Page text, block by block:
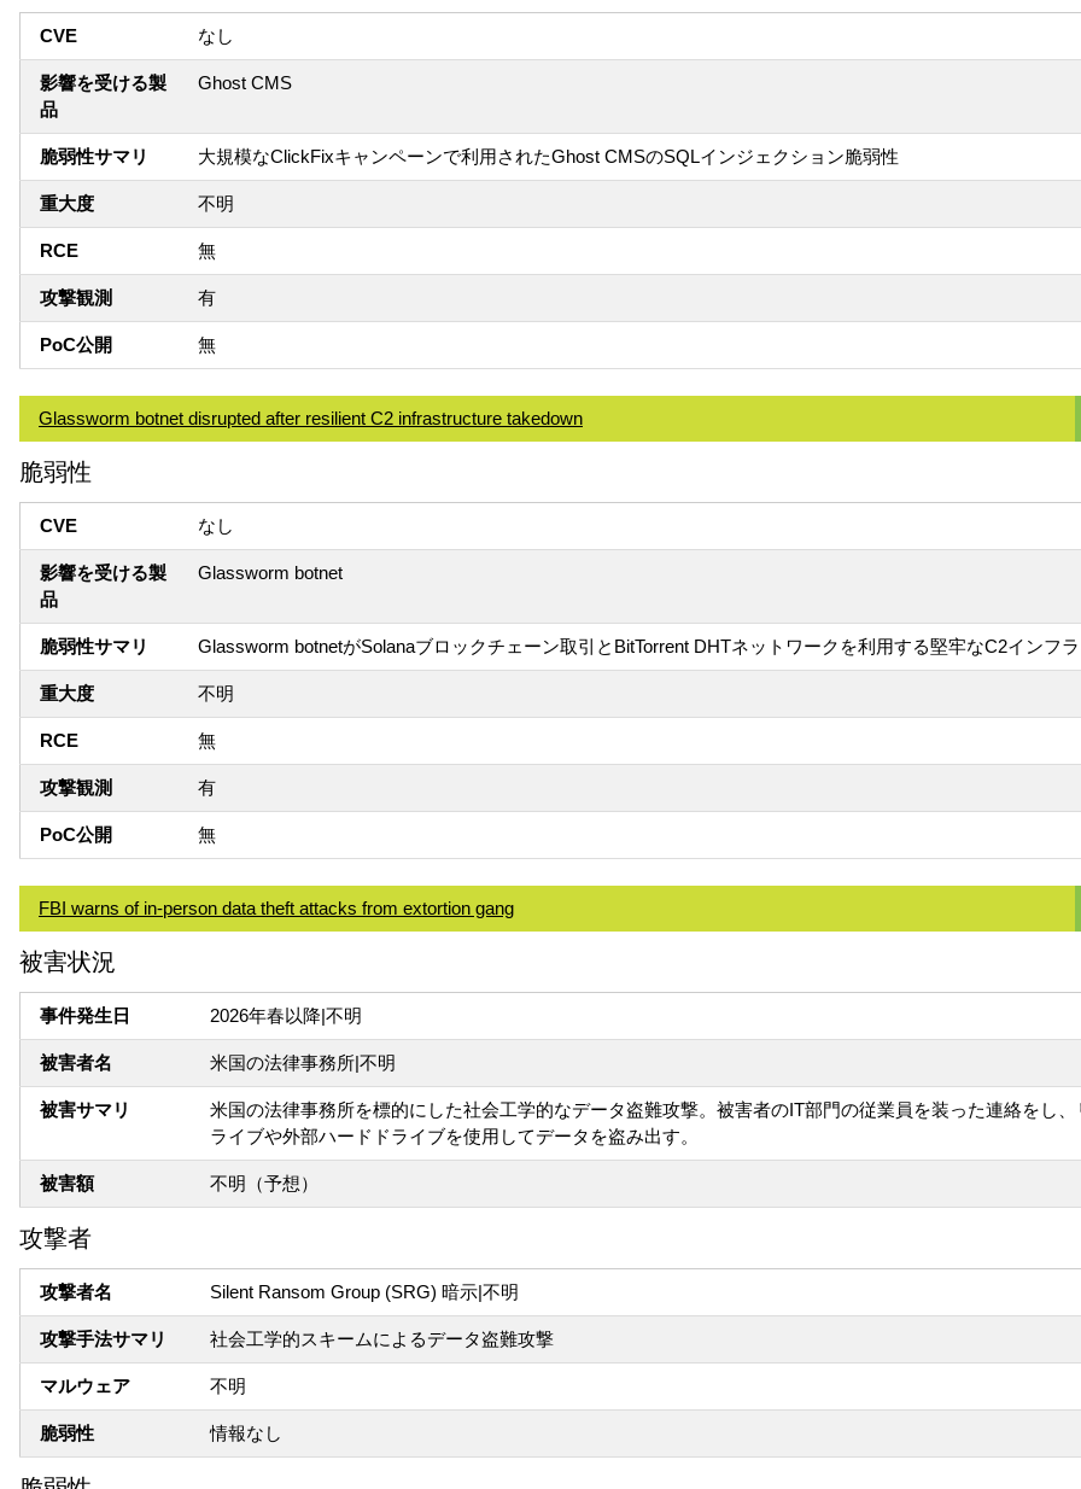
CVE なし
影響を受ける製
品
Ghost CMS
脆弱性サマリ 大規模なClickFixキャンペーンで利用されたGhost CMSのSQLインジェクション脆弱性
重大度 不明
RCE 無
攻撃観測 有
PoC公開 無
Glassworm botnet disrupted after resilient C2 infrastructure takedown
脆弱性
CVE なし
影響を受ける製
品
Glassworm botnet
脆弱性サマリ Glassworm botnetがSolanaブロックチェーン取引とBitTorrent DHTネットワークを利用する堅牢なC2インフラ
重大度 不明
RCE 無
攻撃観測 有
PoC公開 無
FBI warns of in-person data theft attacks from extortion gang
被害状況
事件発生日 2026年春以降|不明
被害者名 米国の法律事務所|不明
被害サマリ
米国の法律事務所を標的にした社会工学的なデータ盗難攻撃。被害者のIT部門の従業員を装った連絡をし
ライブや外部ハードドライブを使用してデータを盗み出す。
被害額 不明（予想）
攻撃者
攻撃者名 Silent Ransom Group (SRG) 暗示|不明
攻撃手法サマリ 社会工学的スキームによるデータ盗難攻撃
マルウェア 不明
脆弱性 情報なし